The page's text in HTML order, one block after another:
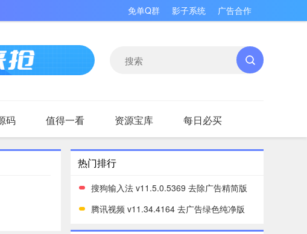
免单Q群 影子系统 广告合作
码 值得一看 资源宝库 每日必买
热门排行
搜狗输入法 v11.5.0.5369 去除广告精简版
腾讯视频 v11.34.4164 去广告绿色纯净版